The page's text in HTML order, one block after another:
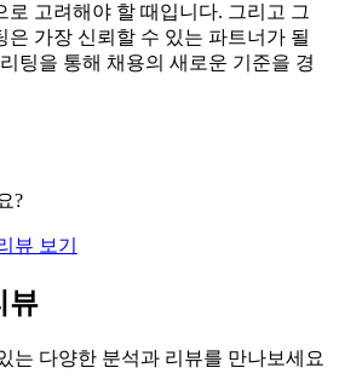
로 고려해야 할 때입니다. 그리고 그
은 가장 신뢰할 수 있는 파트너가 될
팅을 통해 채용의 새로운 기준을 경
?
뷰 보기
뷰
는 다양한 분석과 리뷰를 만나보세요